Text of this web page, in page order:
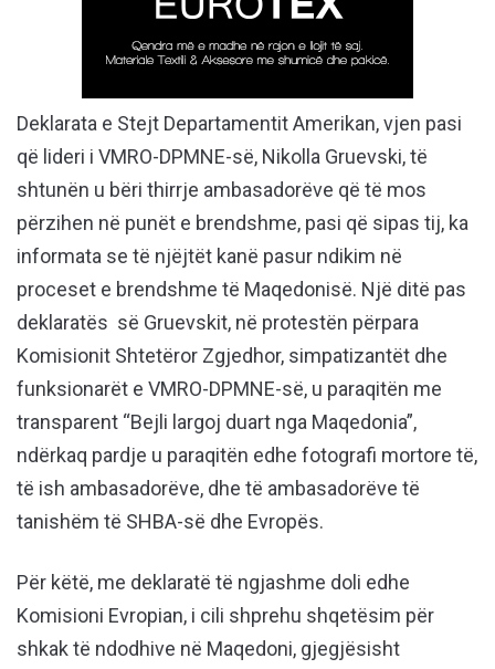
Deklarata e Stejt Departamentit Amerikan, vjen pasi
që lideri i VMRO-DPMNE-së, Nikolla Gruevski, të
shtunën u bëri thirrje ambasadorëve që të mos
përzihen në punët e brendshme, pasi që sipas tij, ka
informata se të njëjtët kanë pasur ndikim në
proceset e brendshme të Maqedonisë. Një ditë pas
deklaratës së Gruevskit, në protestën përpara
Komisionit Shtetëror Zgjedhor, simpatizantët dhe
funksionarët e VMRO-DPMNE-së, u paraqitën me
transparent “Bejli largoj duart nga Maqedonia”,
ndërkaq pardje u paraqitën edhe fotografi mortore të,
të ish ambasadorëve, dhe të ambasadorëve të
tanishëm të SHBA-së dhe Evropës.
Për këtë, me deklaratë të ngjashme doli edhe
Komisioni Evropian, i cili shprehu shqetësim për
shkak të ndodhive në Maqedoni, gjegjësisht